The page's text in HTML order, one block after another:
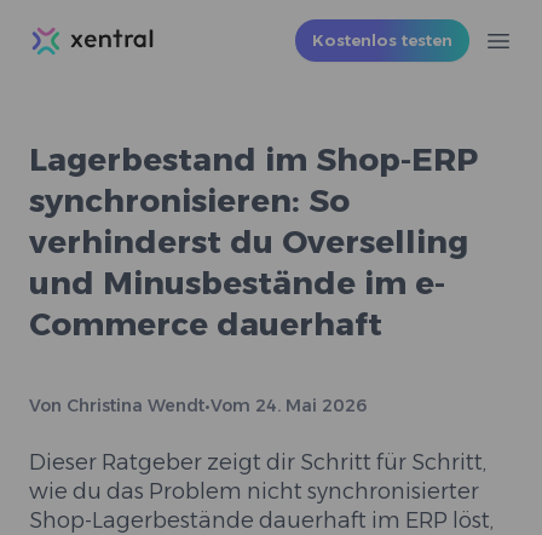
Xentral Kostenlos testen
Lagerbestand im Shop-ERP
synchronisieren: So
verhinderst du Overselling
und Minusbestände im e-
Commerce dauerhaft
Von Christina Wendt•Vom 24. Mai 2026
Dieser Ratgeber zeigt dir Schritt für Schritt,
wie du das Problem nicht synchronisierter
Shop-Lagerbestände dauerhaft im ERP löst,